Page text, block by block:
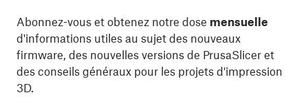
Abonnez-vous et obtenez notre dose mensuelle
d'informations utiles au sujet des nouveaux
firmware, des nouvelles versions de PrusaSlicer et
des conseils généraux pour les projets d'impression
3D.